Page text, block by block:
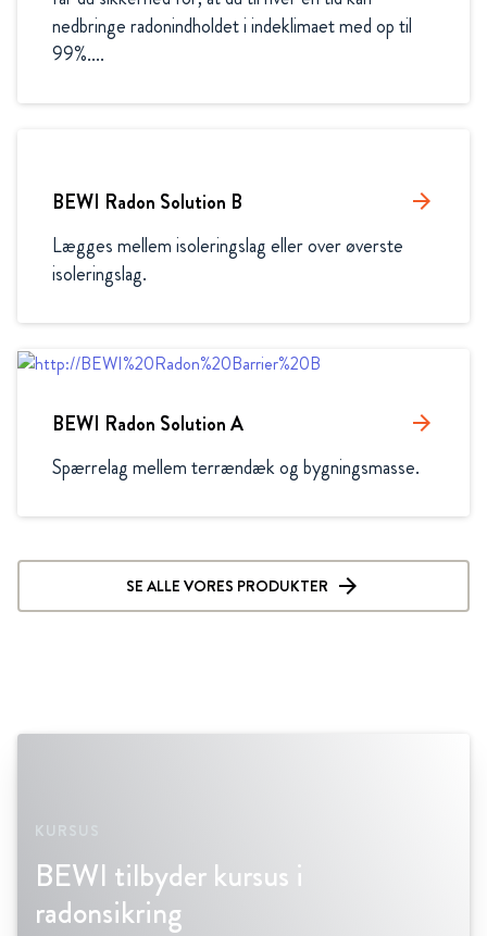
nedbringe radonindholdet i indeklimaet med op til
99%....
BEWI Radon Solution B arrow_forward
Lægges mellem isoleringslag eller over øverste
isoleringslag.
BEWI Radon Solution A arrow_forward
Spærrelag mellem terrændæk og bygningsmasse.
SE ALLE VORES PRODUKTER
KURSUS
BEWI tilbyder kursus i
radonsikring